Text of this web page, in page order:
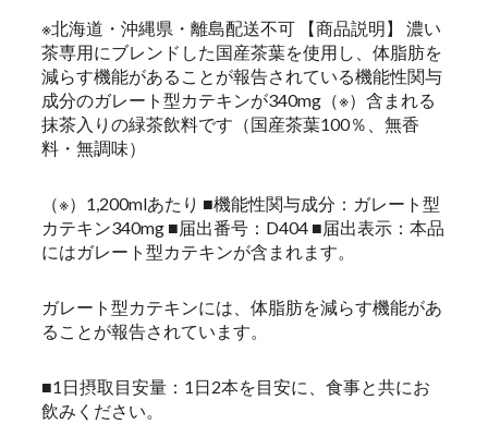
※北海道・沖縄県・離島配送不可 【商品説明】 濃い
茶専用にブレンドした国産茶葉を使用し、体脂肪を
減らす機能があることが報告されている機能性関与
成分のガレート型カテキンが340mg（※）含まれる
抹茶入りの緑茶飲料です（国産茶葉100％、無香
料・無調味）
（※）1,200mlあたり ■機能性関与成分：ガレート型
カテキン340mg ■届出番号：D404 ■届出表示：本品
にはガレート型カテキンが含まれます。
ガレート型カテキンには、体脂肪を減らす機能があ
ることが報告されています。
■1日摂取目安量：1日2本を目安に、食事と共にお
飲みください。